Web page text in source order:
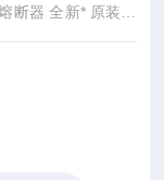
断器 全新* 原装保